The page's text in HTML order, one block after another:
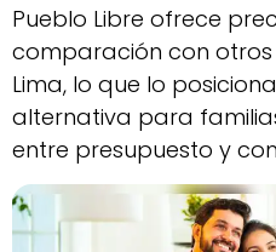
Pueblo Libre ofrece
comparación con
Lima, lo que lo
alternativa para
entre presupuesto y